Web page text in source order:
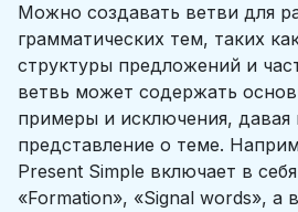
Можно создавать ветви для
грамматических тем, таких
структуры предложений и
ветвь может содержать
примеры и исключения, давая
представление о теме.
Present Simple включает в
«Formation», «Signal words», а